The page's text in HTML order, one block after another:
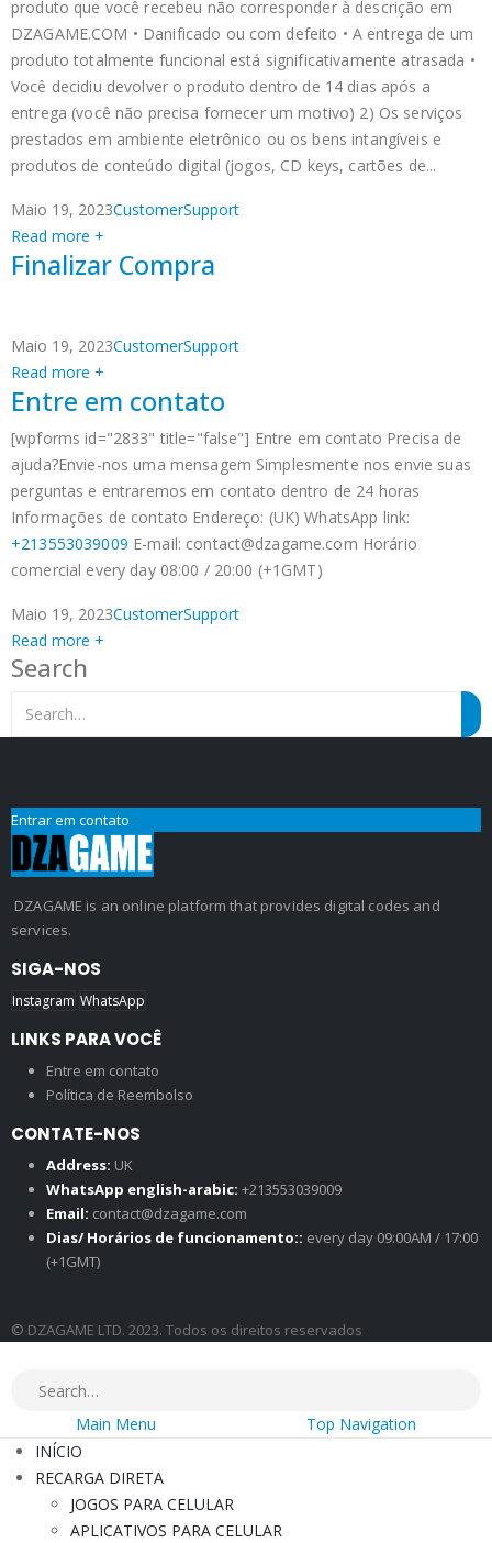
produto que você recebeu não corresponder à descrição em
DZAGAME.COM • Danificado ou com defeito • A entrega de um
produto totalmente funcional está significativamente atrasada •
Você decidiu devolver o produto dentro de 14 dias após a
entrega (você não precisa fornecer um motivo) 2) Os serviços
prestados em ambiente eletrônico ou os bens intangíveis e
produtos de conteúdo digital (jogos, CD keys, cartões de...
Maio 19, 2023CustomerSupport
Read more +
Finalizar Compra
Maio 19, 2023CustomerSupport
Read more +
Entre em contato
[wpforms id="2833" title="false"] Entre em contato Precisa de
ajuda?Envie-nos uma mensagem Simplesmente nos envie suas
perguntas e entraremos em contato dentro de 24 horas
Informações de contato Endereço: (UK) WhatsApp link:
+213553039009 E-mail: contact@dzagame.com Horário
comercial every day 08:00 / 20:00 (+1GMT)
Maio 19, 2023CustomerSupport
Read more +
Search
Entrar em contato
DZAGAME is an online platform that provides digital codes and
services.
SIGA-NOS
Instagram WhatsApp
LINKS PARA VOCÊ
Entre em contato
Política de Reembolso
CONTATE-NOS
Address: UK
WhatsApp english-arabic: +213553039009
Email: contact@dzagame.com
Dias/ Horários de funcionamento:: every day 09:00AM / 17:00
(+1GMT)
© DZAGAME LTD. 2023. Todos os direitos reservados
Main Menu
Top Navigation
INÍCIO
RECARGA DIRETA
JOGOS PARA CELULAR
APLICATIVOS PARA CELULAR